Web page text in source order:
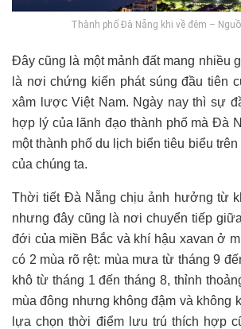
Thành phố Đà Nẵng khi về đêm –
Đây cũng là một mảnh đất mang nhiều
là nơi chứng kiến phát súng đầu tiên
xâm lược Việt Nam. Ngày nay thì sự
hợp lý của lãnh đạo thành phố mà Đà
một thành phố du lịch biển tiêu biểu
của chúng ta.
Thời tiết Đà Nẵng chịu ảnh hưởng từ
nhưng đây cũng là nơi chuyển tiếp
đới của miền Bắc và khí hậu xavan ở
có 2 mùa rõ rệt: mùa mưa từ tháng 9
khô từ tháng 1 đến tháng 8, thỉnh
mùa đông nhưng không đậm và không
lựa chọn thời điểm lưu trú thích hợp